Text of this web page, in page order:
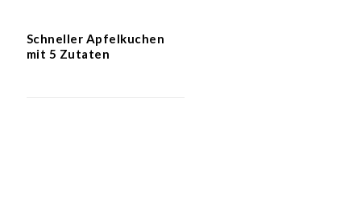
Schneller Apfelkuchen
mit 5 Zutaten